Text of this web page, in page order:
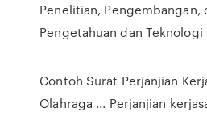
Penelitian, Pengembangan,
Pengetahuan dan Teknologi
Contoh Surat Perjanjian
Olahraga ... Perjanjian